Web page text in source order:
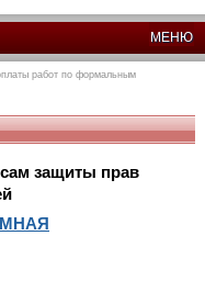
МЕНЮ
работ по формальным
защиты прав